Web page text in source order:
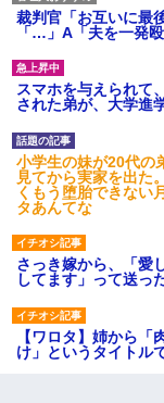
裁判官「お互いに最
「…」A「夫を一発
スマホを与えられて
された弟が、大学進
小学生の妹が20代の
見てから実家を出た
くもう堕胎できない
タあんてな
さっき嫁から、「愛
してます」って送っ
【ワロタ】姉から
け」というタイトル